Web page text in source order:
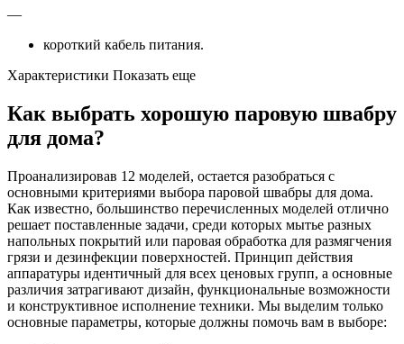
—
короткий кабель питания.
Характеристики Показать еще
Как выбрать хорошую паровую швабру
для дома?
Проанализировав 12 моделей, остается разобраться с
основными критериями выбора паровой швабры для дома.
Как известно, большинство перечисленных моделей отлично
решает поставленные задачи, среди которых мытье разных
напольных покрытий или паровая обработка для размягчения
грязи и дезинфекции поверхностей. Принцип действия
аппаратуры идентичный для всех ценовых групп, а основные
различия затрагивают дизайн, функциональные возможности
и конструктивное исполнение техники. Мы выделим только
основные параметры, которые должны помочь вам в выборе: